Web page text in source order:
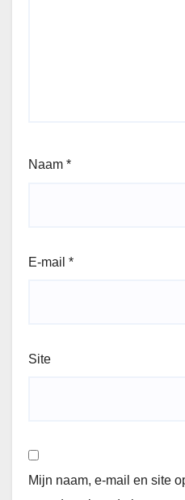
Naam *
E-mail *
Site
Mijn naam, e-mail en site